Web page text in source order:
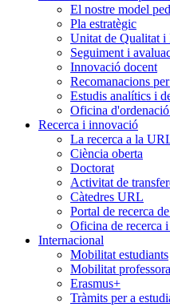
El nostre model
Pla estratègic
Unitat de Qualitat i
Seguiment i
Innovació docent
Recomanacions
Estudis analítics i
Oficina
Recerca i innovació
La recerca a la
Ciència oberta
Doctorat
Activitat de
Càtedres URL
Portal de recerca
Oficina de recerca
Internacional
Mobilitat estudiants
Mobilitat
Erasmus+
Tràmits per a